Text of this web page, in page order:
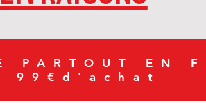
PARTOUT EN
99€d'achat